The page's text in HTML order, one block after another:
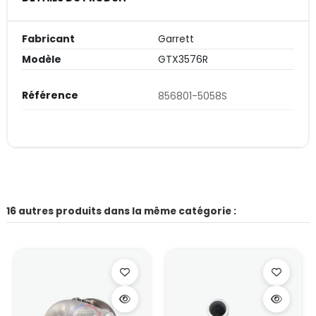
Fabricant
Garrett
Modèle
GTX3576R
Référence 856801-5058S
16 autres produits dans la même catégorie :